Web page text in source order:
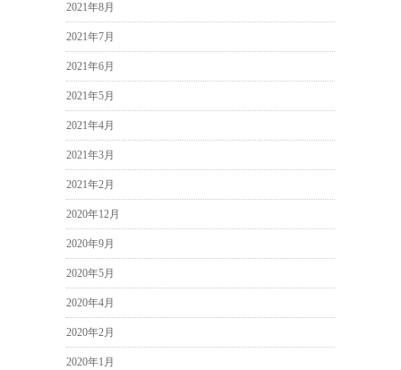
2021年8月
2021年7月
2021年6月
2021年5月
2021年4月
2021年3月
2021年2月
2020年12月
2020年9月
2020年5月
2020年4月
2020年2月
2020年1月